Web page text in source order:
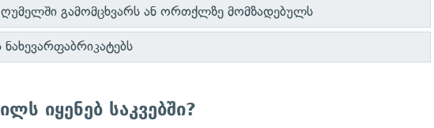
გამომცხვარს ან ორთქლზე მომზადებულს
ნახევარფაბრიკატებს
იყენებ საკვებში?